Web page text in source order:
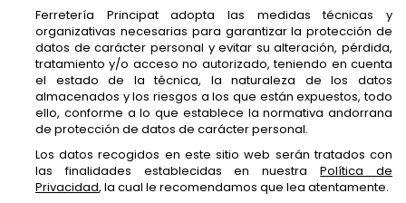
Ferretería Principat adopta las medidas técnicas y
organizativas necesarias para garantizar la protección de
datos de carácter personal y evitar su alteración, pérdida,
tratamiento y/o acceso no autorizado, teniendo en cuenta
el estado de la técnica, la naturaleza de los datos
almacenados y los riesgos a los que están expuestos, todo
ello, conforme a lo que establece la normativa andorrana
de protección de datos de carácter personal.
Los datos recogidos en este sitio web serán tratados con
las finalidades establecidas en nuestraPolítica de
Privacidad, la cual le recomendamos que lea atentamente.